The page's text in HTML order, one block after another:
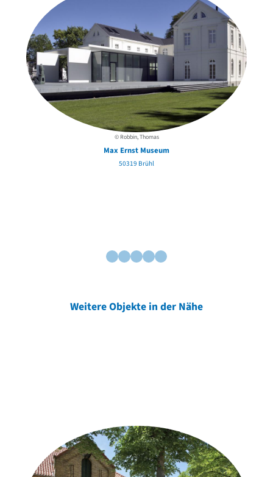
© Robbin, Thomas
Max Ernst Museum
50319 Brühl
Weitere Objekte in der Nähe